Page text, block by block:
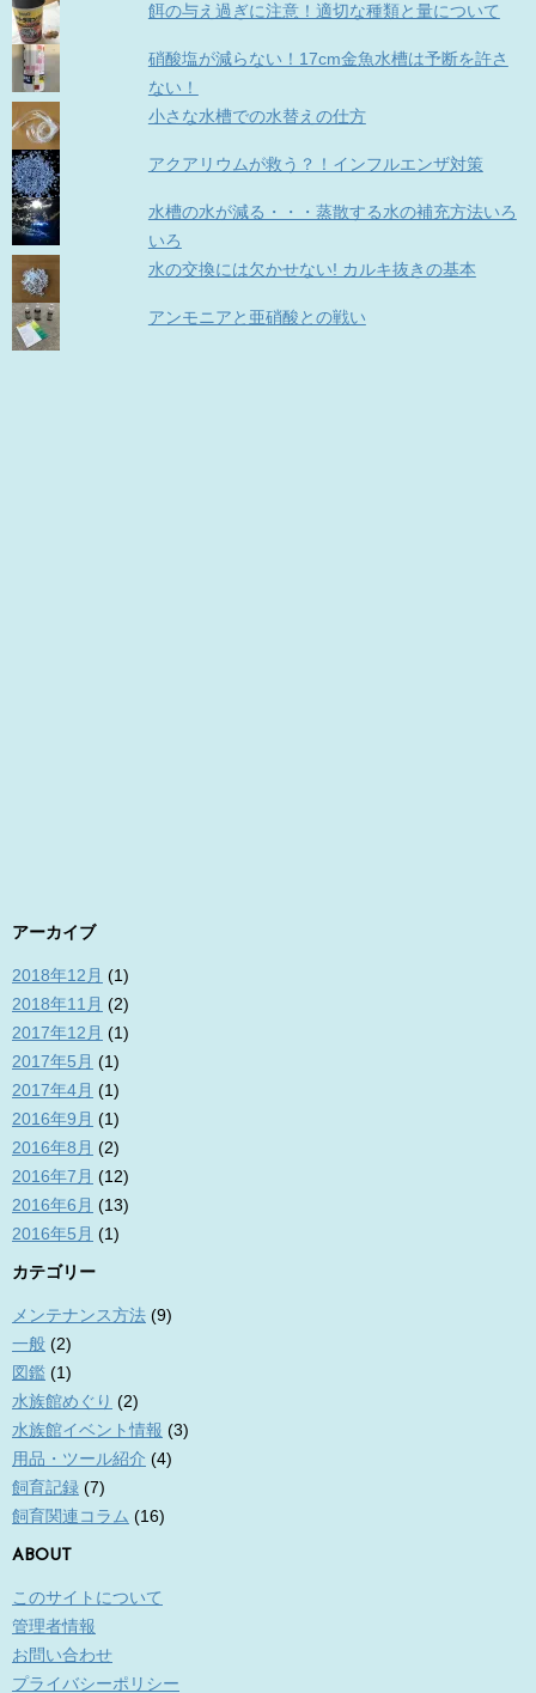
餌の与え過ぎに注意！適切な種類と量について
硝酸塩が減らない！17cm金魚水槽は予断を許さ
ない！
小さな水槽での水替えの仕方
アクアリウムが救う？！インフルエンザ対策
水槽の水が減る・・・蒸散する水の補充方法いろ
いろ
水の交換には欠かせない! カルキ抜きの基本
アンモニアと亜硝酸との戦い
アーカイブ
2018年12月 (1)
2018年11月 (2)
2017年12月 (1)
2017年5月 (1)
2017年4月 (1)
2016年9月 (1)
2016年8月 (2)
2016年7月 (12)
2016年6月 (13)
2016年5月 (1)
カテゴリー
メンテナンス方法 (9)
一般 (2)
図鑑 (1)
水族館めぐり (2)
水族館イベント情報 (3)
用品・ツール紹介 (4)
飼育記録 (7)
飼育関連コラム (16)
ABOUT
このサイトについて
管理者情報
お問い合わせ
プライバシーポリシー